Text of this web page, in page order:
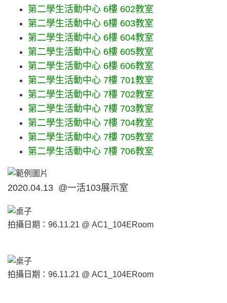
第二學生活動中心 6樓 602教室
第二學生活動中心 6樓 603教室
第二學生活動中心 6樓 604教室
第二學生活動中心 6樓 605教室
第二學生活動中心 6樓 606教室
第二學生活動中心 7樓 701教室
第二學生活動中心 7樓 702教室
第二學生活動中心 7樓 703教室
第二學生活動中心 7樓 704教室
第二學生活動中心 7樓 705教室
第二學生活動中心 7樓 706教室
2020.04.13 @一活103展示室
拍攝日期：96.11.21 @ AC1_104ERoom
拍攝日期：96.11.21 @ AC1_104ERoom